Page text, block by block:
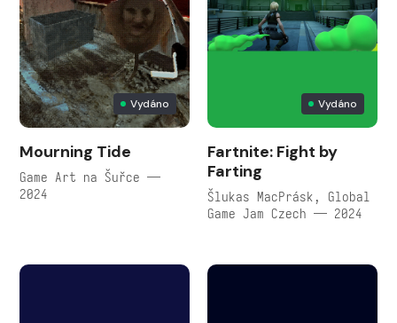
Vydáno
Mourning Tide
Game Art na Šuřce —
2024
Vydáno
Fartnite: Fight by
Farting
Šlukas MacPrásk, Global
Game Jam Czech — 2024